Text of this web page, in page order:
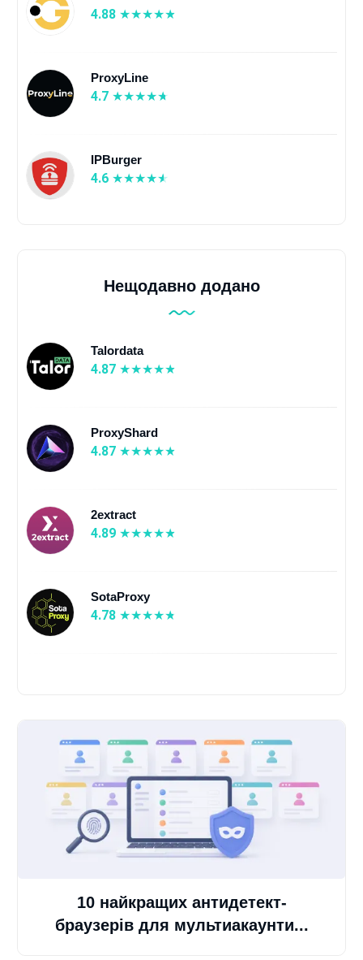
4.88
ProxyLine
4.7
IPBurger
4.6
Нещодавно додано
Talordata
4.87
ProxyShard
4.87
2extract
4.89
SotaProxy
4.78
10 найкращих антидетект-
браузерів для мультиакаунти...